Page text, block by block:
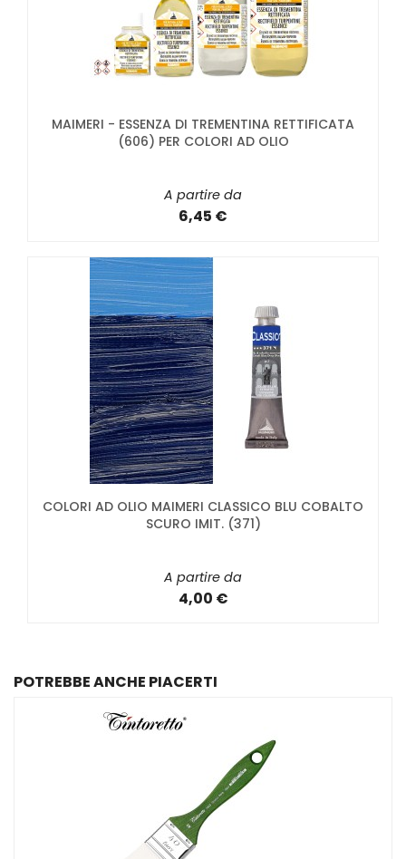
MAIMERI - ESSENZA DI TREMENTINA RETTIFICATA
(606) PER COLORI AD OLIO
A partire da
6,45 €
COLORI AD OLIO MAIMERI CLASSICO BLU COBALTO
SCURO IMIT. (371)
A partire da
4,00 €
POTREBBE ANCHE PIACERTI